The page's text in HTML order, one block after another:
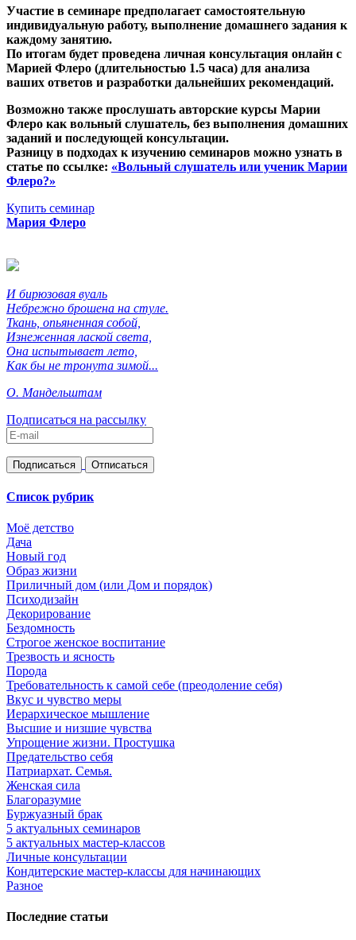
Участие в семинаре предполагает самостоятельную
индивидуальную работу, выполнение домашнего задания к
каждому занятию.
По итогам будет проведена личная консультация онлайн с
Марией Флеро (длительностью 1.5 часа) для анализа
ваших ответов и разработки дальнейших рекомендаций.
Возможно также прослушать авторские курсы Марии
Флеро как вольный слушатель, без выполнения домашних
заданий и последующей консультации.
Разницу в подходах к изучению семинаров можно узнать в
статье по ссылке: «Вольный слушатель или ученик Марии
Флеро?»
Купить семинар
Мария Флеро
И бирюзовая вуаль
Небрежно брошена на стуле.
Ткань, опьяненная собой,
Изнеженная лаской света,
Она испытывает лето,
Как бы не тронута зимой...
О. Мандельштам
Подписаться на рассылку
Список рубрик
Моё детство
Дача
Новый год
Образ жизни
Приличный дом (или Дом и порядок)
Психодизайн
Декорирование
Бездомность
Строгое женское воспитание
Трезвость и ясность
Порода
Требовательность к самой себе (преодоление себя)
Вкус и чувство меры
Иерархическое мышление
Высшие и низшие чувства
Упрощение жизни. Простушка
Предательство себя
Патриархат. Семья.
Женская сила
Благоразумие
Буржуазный брак
5 актуальных семинаров
5 актуальных мастер-классов
Личные консультации
Кондитерские мастер-классы для начинающих
Разное
Последние статьи